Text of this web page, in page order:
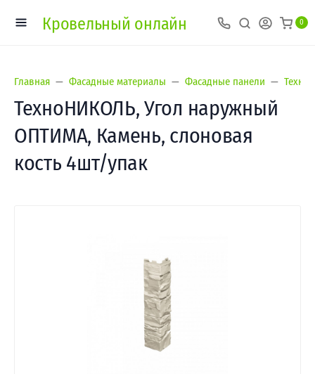
Кровельный онлайн 0
Главная Фасадные материалы Фасадные панели
ТехноНИКОЛЬ, Угол наружный
ОПТИМА, Камень, слоновая
кость 4шт/упак